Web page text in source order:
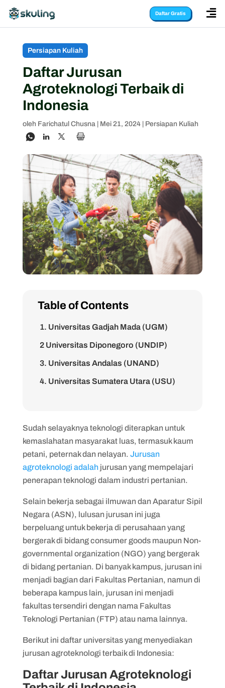
Daftar Gratis 
Persiapan Kuliah
Daftar Jurusan
Agroteknologi Terbaik di
Indonesia
oleh Farichatul Chusna| Mei 21, 2024| Persiapan Kuliah
Table of Contents
1. Universitas Gadjah Mada (UGM)
2 Universitas Diponegoro (UNDIP)
3. Universitas Andalas (UNAND)
4. Universitas Sumatera Utara (USU)
8. Universitas Negeri Jember (UNEJ)
9. Universitas Muhammadiyah Malang
(UMM)
Sudah selayaknya teknologi diterapkan untuk
kemaslahatan masyarakat luas, termasuk kaum
petani, peternak dan nelayan. Jurusan
agroteknologi adalahjurusan yang mempelajari
penerapan teknologi dalam industri pertanian.
Selain bekerja sebagai ilmuwan dan Aparatur Sipil
Negara (ASN), lulusan jurusan ini juga
berpeluang untuk bekerja di perusahaan yang
bergerak di bidang consumer goods maupun Non-
governmental organization (NGO) yang bergerak
di bidang pertanian. Di banyak kampus, jurusan ini
menjadi bagian dari Fakultas Pertanian, namun di
beberapa kampus lain, jurusan ini menjadi
fakultas tersendiri dengan nama Fakultas
Teknologi Pertanian (FTP) atau nama lainnya.
Berikut ini daftar universitas yang menyediakan
jurusan agroteknologi terbaik di Indonesia:
Daftar Jurusan Agroteknologi